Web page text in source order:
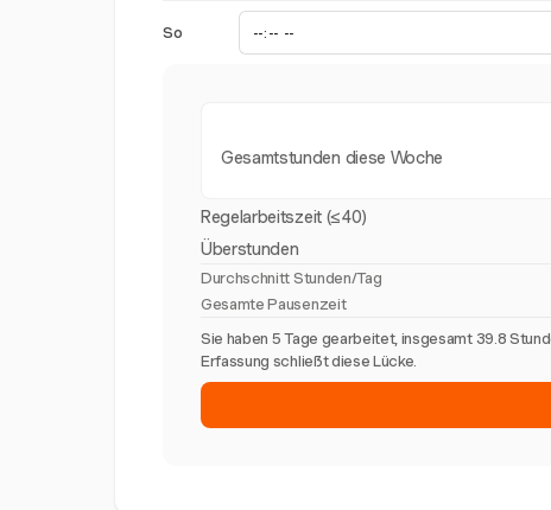
So
Gesamtstunden diese Woche
Regelarbeitszeit (≤40)
Überstunden
Durchschnitt Stunden/Tag
Gesamte Pausenzeit
Sie haben 5 Tage gearbeitet, insgesamt 39.8
Erfassung schließt diese Lücke.